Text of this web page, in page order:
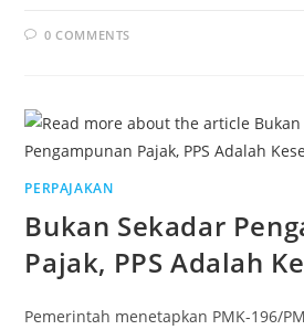
0 COMMENTS
PERPAJAKAN
Bukan Sekadar
Pajak, PPS Adalah
Pemerintah menetapkan PMK-196/